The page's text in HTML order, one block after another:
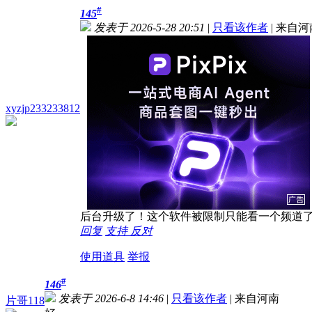
xyzjp233233812
145#
发表于 2026-5-28 20:51 | 只看该作者 | 来自河
后台升级了！这个软件被限制只能看一个频道
回复 支持 反对
使用道具 举报
片哥118
146#
发表于 2026-6-8 14:46 | 只看该作者 | 来自河南